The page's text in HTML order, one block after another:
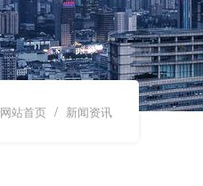
网站首页 / 新闻资讯